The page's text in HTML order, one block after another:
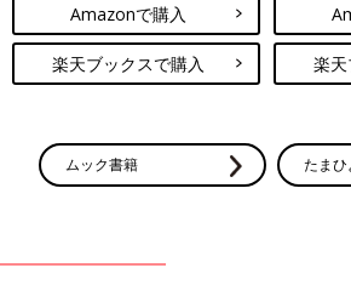
Amazonで購入
楽天ブックスで購入 楽
ムック書籍 たま